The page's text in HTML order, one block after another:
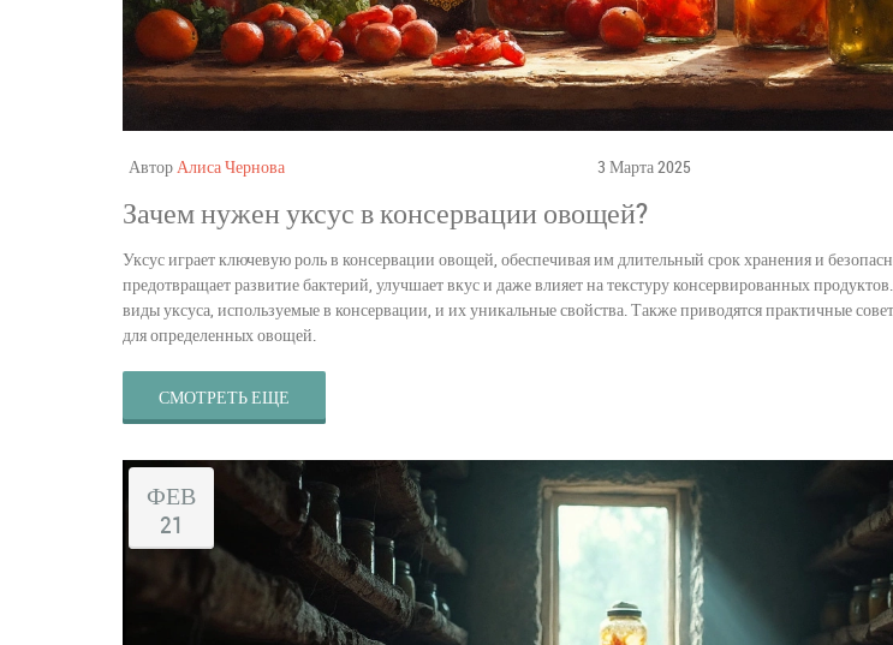
Автор Алиса Чернова 3 Марта 2025
Зачем нужен уксус в консервации овощей?
Уксус играет ключевую роль в консервации овощей, обеспечивая им длительный срок хранения и
предотвращает развитие бактерий, улучшает вкус и даже влияет на текстуру консервированных
виды уксуса, используемые в консервации, и их уникальные свойства. Также приводятся практичные
для определенных овощей.
СМОТРЕТЬ ЕЩЕ
ФЕВ
21